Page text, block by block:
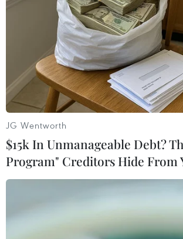
FIFA Futsal World Cup: Xác
cặp đấu ở vòng 1/8
19/09/2016 01:42
1/8 FIFA Futsal World Cup 2016 đã xác
đấu xuất sắc nhất, trong đó đội tuyển
phải gặp Nga.
JG Wentworth
$15k In Unmanageable Debt?
Program" Creditors Hide From